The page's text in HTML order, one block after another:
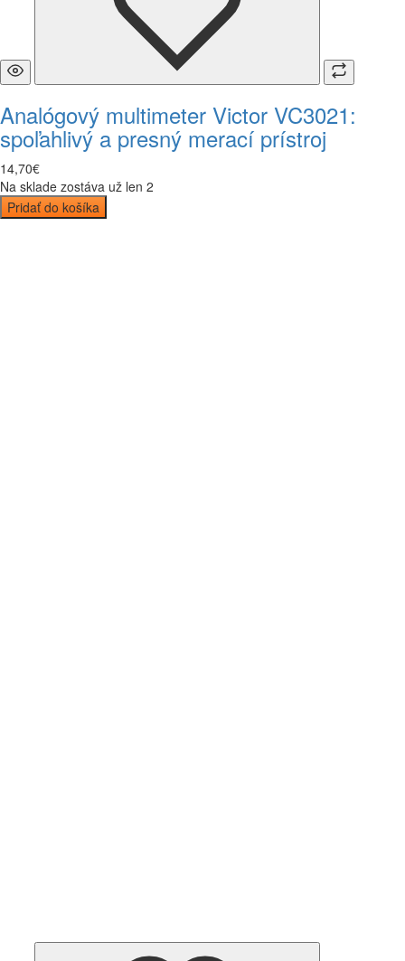
Analógový multimeter Victor VC3021:
spoľahlivý a presný merací prístroj
14,70€
Na sklade zostáva už len 2
Pridať do košíka